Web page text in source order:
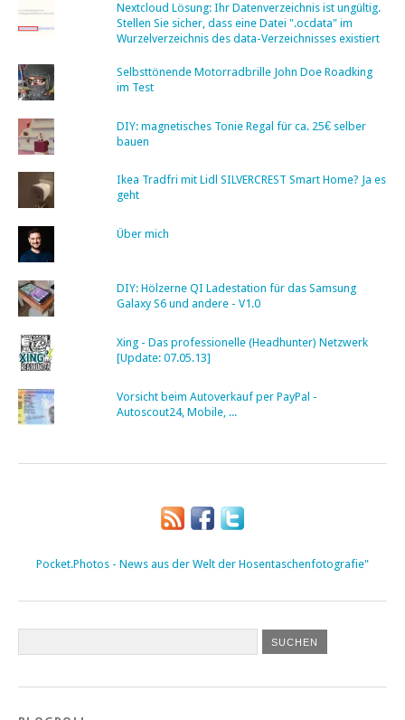
Nextcloud Lösung: Ihr Datenverzeichnis ist ungültig.
Stellen Sie sicher, dass eine Datei ".ocdata" im
Wurzelverzeichnis des data-Verzeichnisses existiert
Selbsttönende Motorradbrille John Doe Roadking
im Test
DIY: magnetisches Tonie Regal für ca. 25€ selber
bauen
Ikea Tradfri mit Lidl SILVERCREST Smart Home? Ja es
geht
Über mich
DIY: Hölzerne QI Ladestation für das Samsung
Galaxy S6 und andere - V1.0
Xing - Das professionelle (Headhunter) Netzwerk
[Update: 07.05.13]
Vorsicht beim Autoverkauf per PayPal -
Autoscout24, Mobile, ...
Pocket.Photos - News aus der Welt der Hosentaschenfotografie"